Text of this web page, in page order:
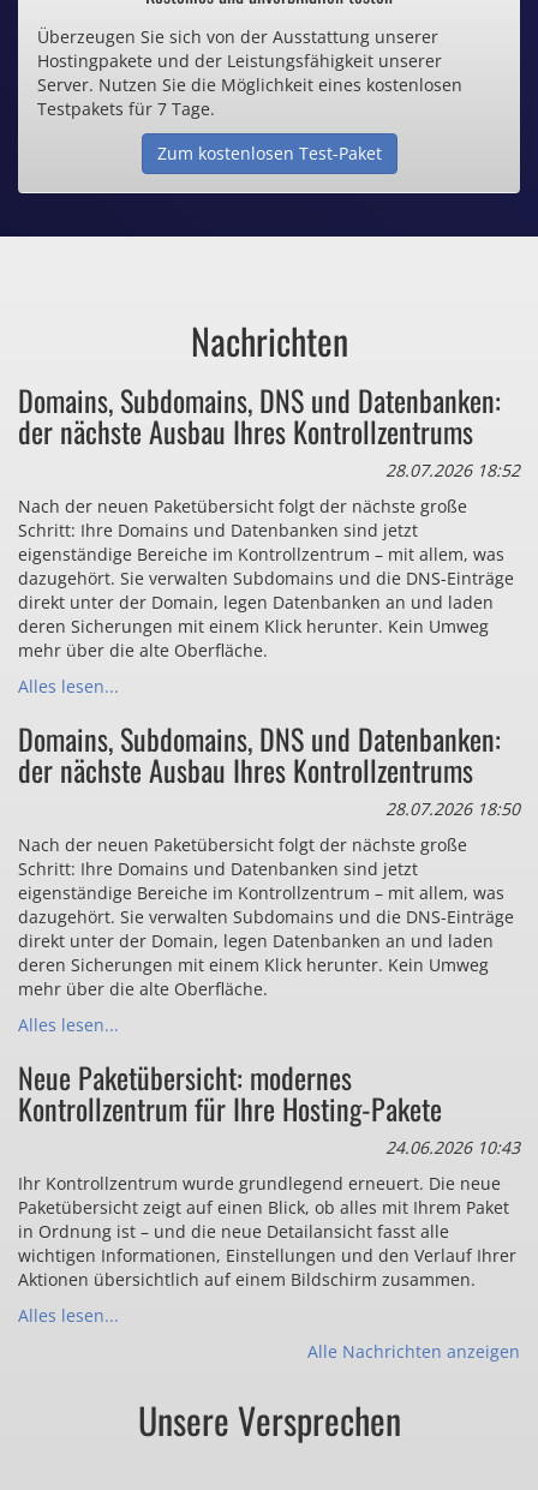
Inklusive .de Domain
Webspace ab 1,25€ / Monat
Günstige SSL-Zertifikate
Bezahlen Sie auch zu viel
für Dinge, die sie gar nicht brauchen?
Überzeugen Sie sich von der Ausstattung unserer
Hostingpakete und der Leistungsfähigkeit unserer
Server. Nutzen Sie die Möglichkeit eines kostenlosen
Testpakets für 7 Tage.
Zum kostenlosen Test-Paket
Nachrichten
Domains, Subdomains, DNS und Datenbanken:
der nächste Ausbau Ihres Kontrollzentrums
28.07.2026 18:52
Nach der neuen Paketübersicht folgt der nächste große
Schritt: Ihre Domains und Datenbanken sind jetzt
eigenständige Bereiche im Kontrollzentrum – mit allem, was
dazugehört. Sie verwalten Subdomains und die DNS-Einträge
direkt unter der Domain, legen Datenbanken an und laden
deren Sicherungen mit einem Klick herunter. Kein Umweg
mehr über die alte Oberfläche.
Alles lesen...
Domains, Subdomains, DNS und Datenbanken:
der nächste Ausbau Ihres Kontrollzentrums
28.07.2026 18:50
Nach der neuen Paketübersicht folgt der nächste große
Schritt: Ihre Domains und Datenbanken sind jetzt
eigenständige Bereiche im Kontrollzentrum – mit allem, was
dazugehört. Sie verwalten Subdomains und die DNS-Einträge
direkt unter der Domain, legen Datenbanken an und laden
deren Sicherungen mit einem Klick herunter. Kein Umweg
mehr über die alte Oberfläche.
Alles lesen...
Neue Paketübersicht: modernes
Kontrollzentrum für Ihre Hosting-Pakete
24.06.2026 10:43
Ihr Kontrollzentrum wurde grundlegend erneuert. Die neue
Paketübersicht zeigt auf einen Blick, ob alles mit Ihrem Paket
in Ordnung ist – und die neue Detailansicht fasst alle
wichtigen Informationen, Einstellungen und den Verlauf Ihrer
Aktionen übersichtlich auf einem Bildschirm zusammen.
Alles lesen...
Alle Nachrichten anzeigen
Unsere Versprechen